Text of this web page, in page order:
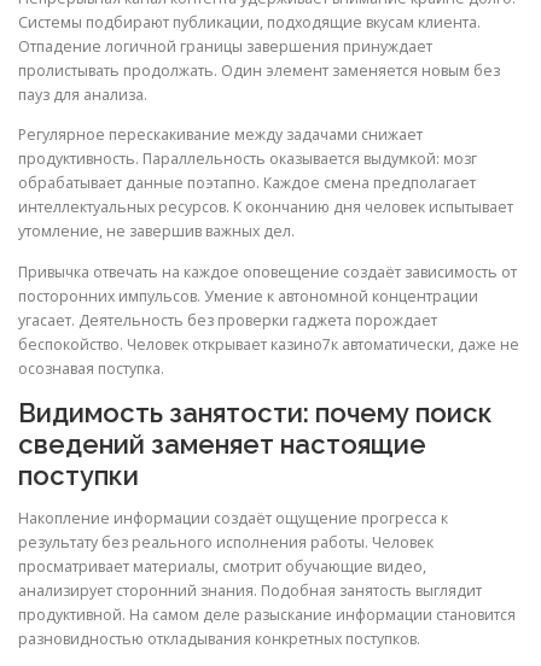
Системы подбирают публикации, подходящие вкусам клиента.
Отпадение логичной границы завершения принуждает
пролистывать продолжать. Один элемент заменяется новым без
пауз для анализа.
Регулярное перескакивание между задачами снижает
продуктивность. Параллельность оказывается выдумкой: мозг
обрабатывает данные поэтапно. Каждое смена предполагает
интеллектуальных ресурсов. К окончанию дня человек испытывает
утомление, не завершив важных дел.
Привычка отвечать на каждое оповещение создаёт зависимость от
посторонних импульсов. Умение к автономной концентрации
угасает. Деятельность без проверки гаджета порождает
беспокойство. Человек открывает казино7к автоматически, даже не
осознавая поступка.
Видимость занятости: почему поиск
сведений заменяет настоящие
поступки
Накопление информации создаёт ощущение прогресса к
результату без реального исполнения работы. Человек
просматривает материалы, смотрит обучающие видео,
анализирует сторонний знания. Подобная занятость выглядит
продуктивной. На самом деле разыскание информации становится
разновидностью откладывания конкретных поступков.